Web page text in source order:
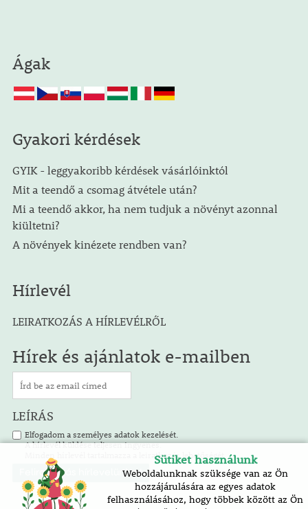
Ágak
Gyakori kérdések
GYIK - leggyakoribb kérdések vásárlóinktól
Mit a teendő a csomag átvétele után?
Mi a teendő akkor, ha nem tudjuk a növényt azonnal
kiültetni?
A növények kinézete rendben van?
Hírlevél
LEIRATKOZÁS A HÍRLEVÉLRŐL
Hírek és ajánlatok e-mailben
LEÍRÁS
Elfogadom a személyes adatok kezelését.
A hírlevél küldése teljesen ingyenes.
Minden hírlevél tartalmazza a leiratkozás lehetőségét.
Sütiket használunk
Weboldalunknak szüksége van az Ön
hozzájárulására az egyes adatok
felhasználásához, hogy többek között az Ön